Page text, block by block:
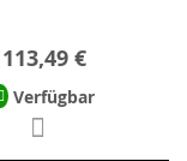
113,49 €
Verfügbar